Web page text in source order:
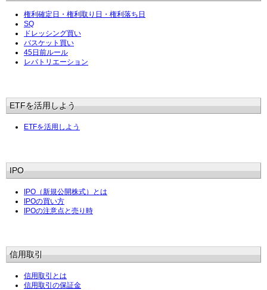
権利確定日・権利取り日・権利落ち日
SQ
ドレッシング買い
バスケット買い
45日前ルール
レパトリエーション
ETFを活用しよう
ETFを活用しよう
IPO
IPO（新規公開株式）とは
IPOの買い方
IPOの注意点と売り時
信用取引
信用取引とは
信用取引の保証金